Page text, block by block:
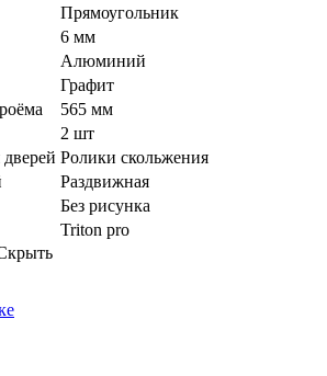
Прямоугольник
6 мм
Алюминий
Графит
565 мм
2 шт
Ролики скольжения
Раздвижная
Без рисунка
Triton pro